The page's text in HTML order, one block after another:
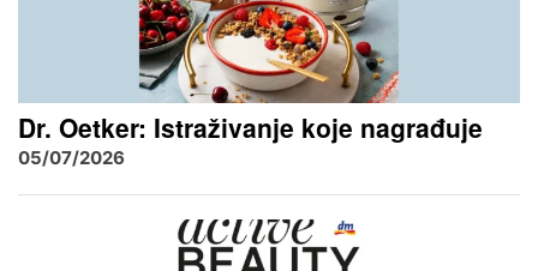
Dr. Oetker: Istraživanje koje nagrađuje
05/07/2026